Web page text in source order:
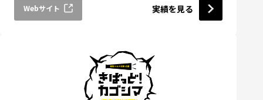
Webサイト 実績を見る